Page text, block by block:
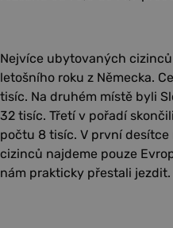
Nejvíce ubytovaných
letošního roku z Německa.
tisíc. Na druhém místě byli
32 tisíc. Třetí v pořadí
počtu 8 tisíc. V první
cizinců najdeme pouze
nám prakticky přestali jezdit.